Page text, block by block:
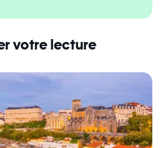
votre lecture